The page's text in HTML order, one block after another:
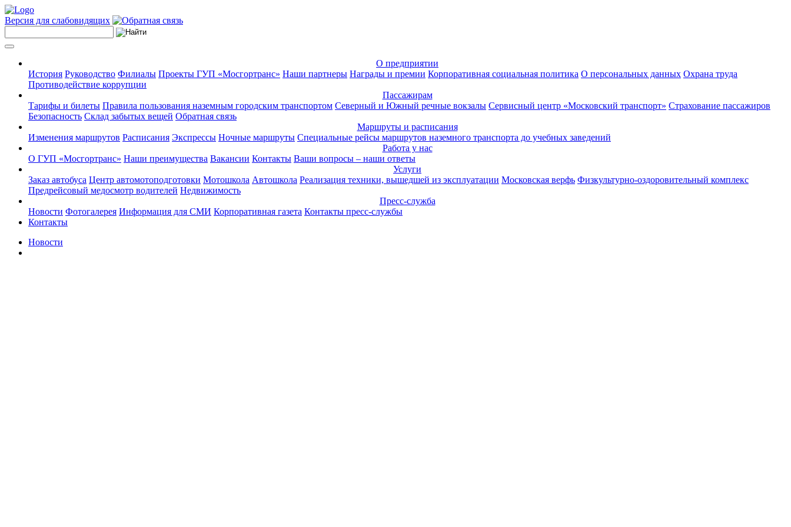
Версия для слабовидящих
О предприятии
История Руководство Филиалы Проекты ГУП «Мосгортранс» Наши партнеры Награды и премии Корпоративная социальная политика О персональных данных Охрана труда
Противодействие коррупции
Пассажирам
Тарифы и билеты Правила пользования наземным городским транспортом Северный и Южный речные вокзалы Сервисный центр «Московский транспорт» Страхование пассажиров
Безопасность Склад забытых вещей Обратная связь
Маршруты и расписания
Изменения маршрутов Расписания Экспрессы Ночные маршруты Специальные рейсы маршрутов наземного транспорта до учебных заведений
Работа у нас
О ГУП «Мосгортранс» Наши преимущества Вакансии Контакты Ваши вопросы – наши ответы
Услуги
Заказ автобуса Центр автомотоподготовки Мотошкола Автошкола Реализация техники, вышедшей из эксплуатации Московская верфь Физкультурно-оздоровительный комплекс
Предрейсовый медосмотр водителей Недвижимость
Пресс-служба
Новости Фотогалерея Информация для СМИ Корпоративная газета Контакты пресс-службы
Контакты
Новости